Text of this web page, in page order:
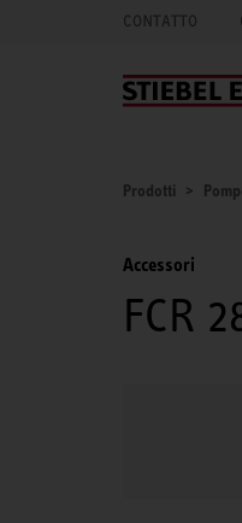
CONTATTO
Prodotti
Accessori
FCR